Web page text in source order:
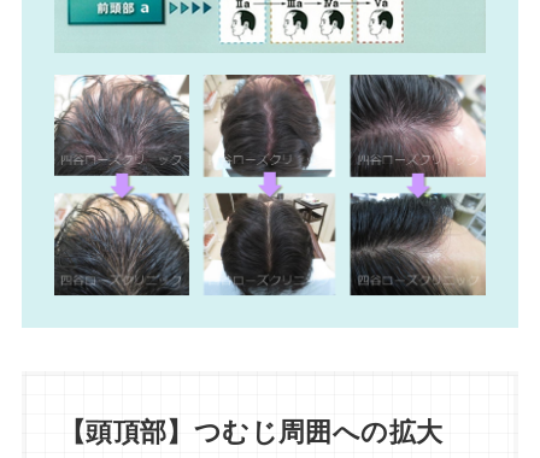
【頭頂部】つむじ周囲への拡大